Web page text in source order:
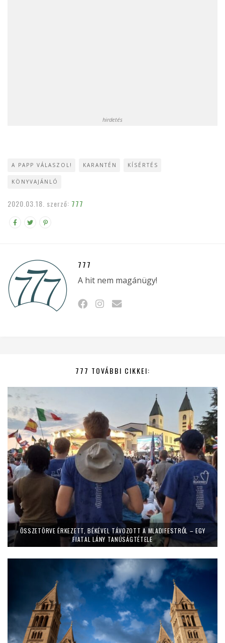
hirdetés
A PAPP VÁLASZOL! KARANTÉN KÍSÉRTÉS
KÖNYVAJÁNLÓ
2020.03.18. szerző: 777
777
A hit nem magánügy!
777 TOVÁBBI CIKKEI:
ÖSSZETÖRVE ÉRKEZETT, BÉKÉVEL TÁVOZOTT A MLADIFESTRŐL – EGY
FIATAL LÁNY TANÚSÁGTÉTELE